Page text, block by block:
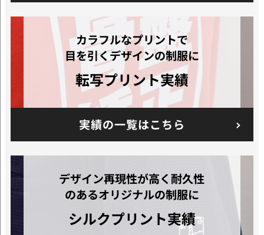
カラフルなプリントで
目を引くデザインの制服に
転写プリント実績
実績の一覧はこちら
デザイン再現性が高く耐久性
のあるオリジナルの制服に
シルクプリント実績